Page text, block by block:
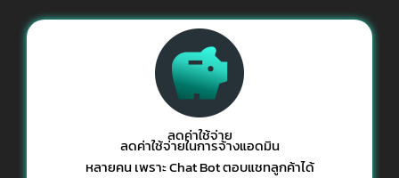
ลดค่าใช้จ่าย
ลดค่าใช้จ่ายในการจ้างแอดมิน
หลายคน เพราะ Chat Bot ตอบแชทลูกค้าได้